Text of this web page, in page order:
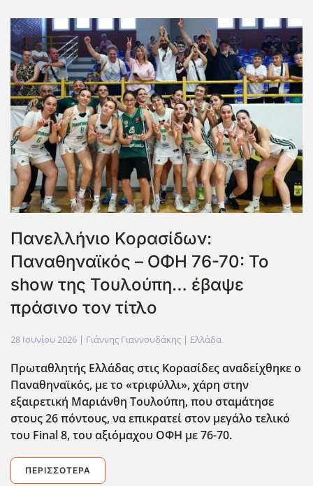
Πανελλήνιο Κορασίδων:
Παναθηναϊκός – ΟΦΗ 76-70: Το
show της Τουλούπη… έβαψε
πράσινο τον τίτλο
28 Ιουνίου 2026 | Γιάννης Γιαννουδάκης | Ελλάδα
Πρωταθλητής Ελλάδας στις Κορασίδες αναδείχθηκε ο
Παναθηναϊκός, με το «τριφύλλι», χάρη στην
εξαιρετική Μαριάνθη Τουλούπη, που σταμάτησε
στους 26 πόντους, να επικρατεί στον μεγάλο τελικό
του Final8, του αξιόμαχου ΟΦΗ με 76-70.
ΠΕΡΙΣΣΌΤΕΡΑ